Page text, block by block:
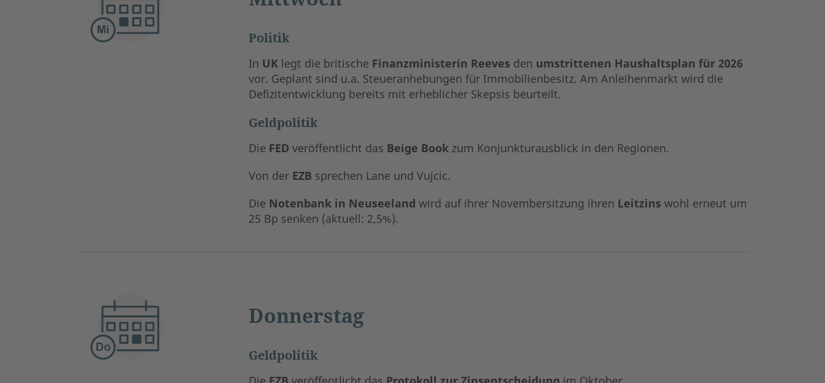
Politik
In UKlegt die britische Finanzministerin Reeves den umstrittenen Haushaltsplan für 2026
vor. Geplant sind u.a. Steueranhebungen für Immobilienbesitz. Am Anleihenmarkt wird die
Defizitentwicklung bereits mit erheblicher Skepsis beurteilt.
Geldpolitik
Die FED veröffentlicht das Beige Bookzum Konjunkturausblick in den Regionen.
Von der EZB sprechen Lane und Vujcic.
Die Notenbank in Neuseeland wird auf ihrer Novembersitzung ihren Leitzins wohl erneut um
25 Bp senken (aktuell: 2,5%).
Donnerstag
Geldpolitik